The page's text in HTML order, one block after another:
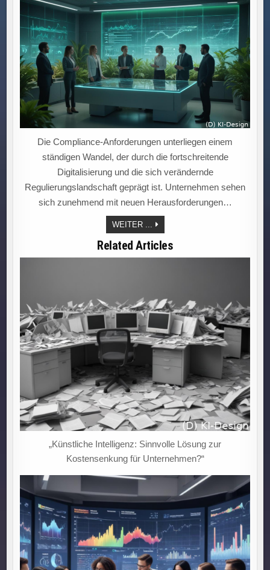
Die Compliance-Anforderungen unterliegen einem
ständigen Wandel, der durch die fortschreitende
Digitalisierung und die sich verändernde
Regulierungslandschaft geprägt ist. Unternehmen sehen
sich zunehmend mit neuen Herausforderungen…
WEITER ... „COMPLIANCETRENDS:
PROZESSAUTOMATISIERUNG
IN
DER
GOVERNANCE
Related Articles
„Künstliche Intelligenz: Sinnvolle Lösung zur
Kostensenkung für Unternehmen?“